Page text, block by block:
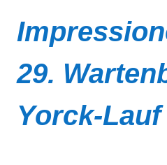
29.
Yorck-Lauf